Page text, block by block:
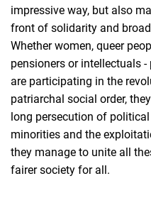
impressive way, but also
front of solidarity and
Whether women, queer
pensioners or intellectuals
are participating in the
patriarchal social order,
long persecution of
minorities and the
they manage to unite all
fairer society for all.